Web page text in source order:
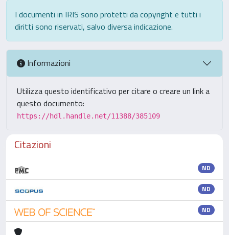
I documenti in IRIS sono protetti da copyright e tutti i
diritti sono riservati, salvo diversa indicazione.
Informazioni
Utilizza questo identificativo per citare o creare un link a
questo documento:
https://hdl.handle.net/11388/385109
Citazioni
ND
ND
ND